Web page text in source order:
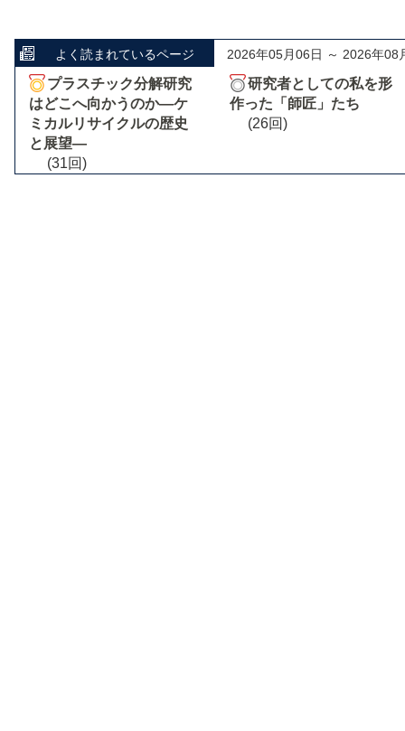
よく読まれているページ 2026年05月06日 ～ 2026年08
プラスチック分解研究
はどこへ向かうのか―ケ
ミカルリサイクルの歴史
と展望―
(31回)
研究者としての私を形
作った「師匠」たち
(26回)